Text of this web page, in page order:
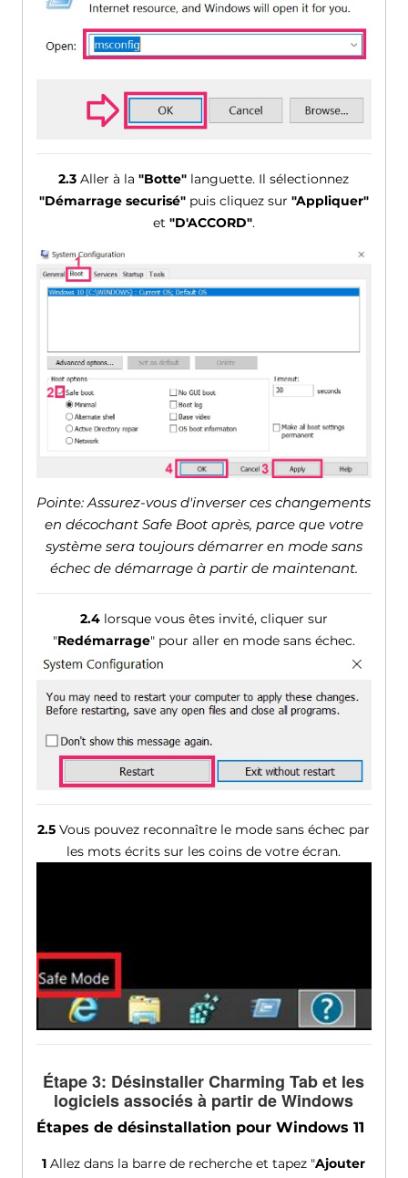
2.3 Aller à la"Botte" languette. Il sélectionnez
"Démarrage securisé"puis cliquez sur "Appliquer"
et "D'ACCORD".
Pointe: Assurez-vous d'inverser ces changements
en décochant Safe Boot après, parce que votre
système sera toujours démarrer en mode sans
échec de démarrage à partir de maintenant.
2.4lorsque vous êtes invité, cliquer sur
"Redémarrage" pour aller en mode sans échec.
2.5 Vous pouvez reconnaître le mode sans échec par
les mots écrits sur les coins de votre écran.
Étape 3: Désinstaller Charming Tab et les
logiciels associés à partir de Windows
Étapes de désinstallation pour Windows 11
1 Allez dans la barre de recherche et tapez "Ajouter